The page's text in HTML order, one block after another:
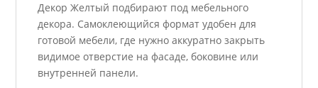
Декор Желтый подбирают под мебельного
декора. Самоклеющийся формат удобен для
готовой мебели, где нужно аккуратно закрыть
видимое отверстие на фасаде, боковине или
внутренней панели.